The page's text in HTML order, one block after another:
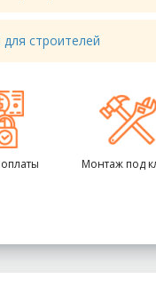
строителей
Монтаж под